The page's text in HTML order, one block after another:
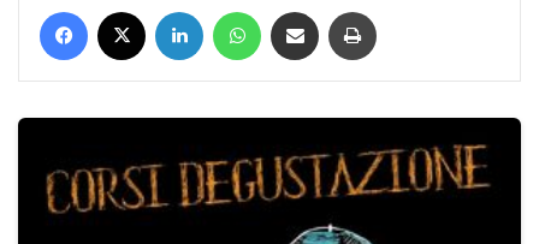
Facebook LinkedIn WhatsApp Condividi via mail